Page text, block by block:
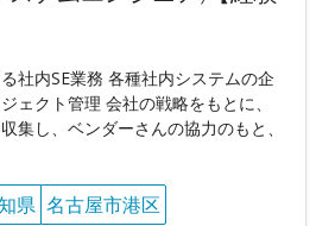
社内SE業務 各種社内システムの企
ェクト管理 会社の戦略をもとに、
集し、ベンダーさんの協力のもと、
県 名古屋市港区